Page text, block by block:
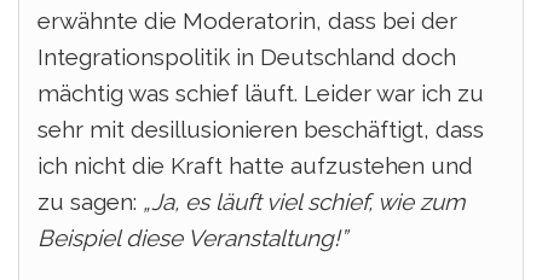
erwähnte die Moderatorin, dass bei der
Integrationspolitik in Deutschland doch
mächtig was schief läuft. Leider war ich zu
sehr mit desillusionieren beschäftigt, dass
ich nicht die Kraft hatte aufzustehen und
zu sagen: „Ja, es läuft viel schief, wie zum
Beispiel diese Veranstaltung!”